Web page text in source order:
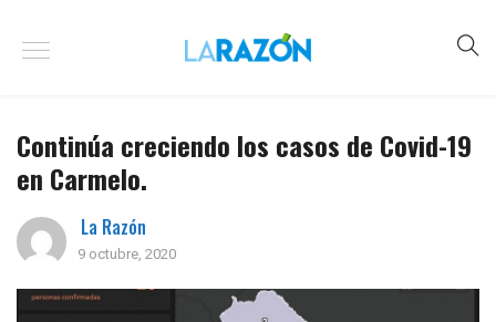
Continúa creciendo los casos de Covid-19
en Carmelo.
La Razón
9 octubre, 2020